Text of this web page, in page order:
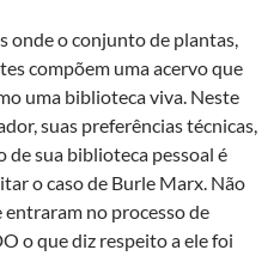
onde o conjunto de plantas,
compõem uma acervo que
uma biblioteca viva. Neste
suas preferências técnicas,
sua biblioteca pessoal é
o caso de Burle Marx. Não
no processo de
o que diz respeito a ele foi